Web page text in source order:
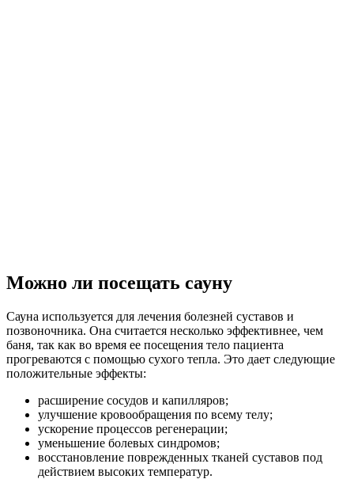
Можно ли посещать сауну
Сауна используется для лечения болезней суставов и
позвоночника. Она считается несколько эффективнее, чем
баня, так как во время ее посещения тело пациента
прогреваются с помощью сухого тепла. Это дает следующие
положительные эффекты:
расширение сосудов и капилляров;
улучшение кровообращения по всему телу;
ускорение процессов регенерации;
уменьшение болевых синдромов;
восстановление поврежденных тканей суставов под
действием высоких температур.